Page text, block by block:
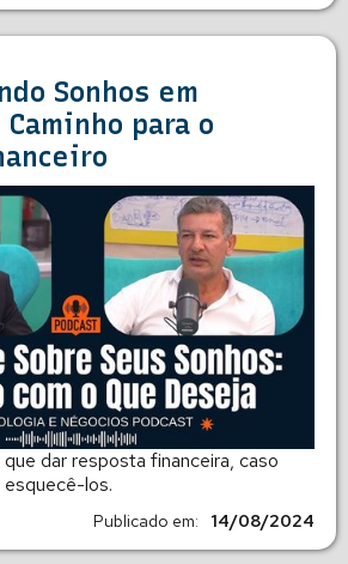
Sonhos em
Caminho para o
dar resposta financeira, caso
los.
Publicado em: 14/08/2024